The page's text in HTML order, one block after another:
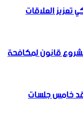
تعزيز العلاقات
قانون لمكافحة
خامس جلسات